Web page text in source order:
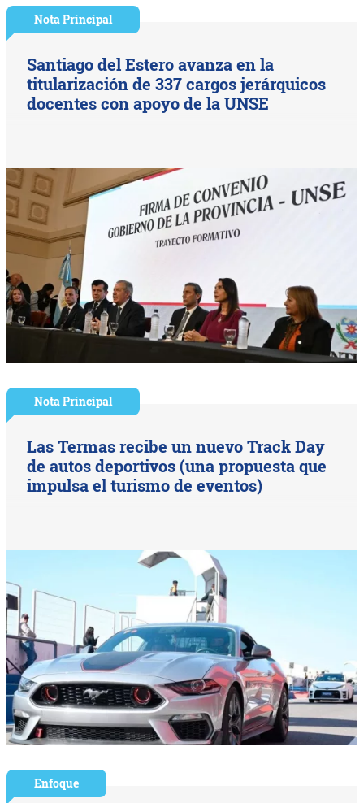
Nota Principal
Santiago del Estero avanza en la
titularización de 337 cargos jerárquicos
docentes con apoyo de la UNSE
Nota Principal
Las Termas recibe un nuevo Track Day
de autos deportivos (una propuesta que
impulsa el turismo de eventos)
Enfoque